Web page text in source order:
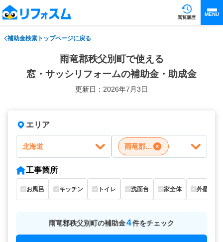
閲覧履歴
MENU
補助金検索トップページに戻る
雨竜郡秩父別町で使える
窓・サッシリフォームの補助金・助成金
更新日：2026年7月3日
エリア
北海道 雨竜郡秩父別町
工事箇所
お風呂 キッチン トイレ 洗面台 家全体 外壁
雨竜郡秩父別町の補助金4件をチェック